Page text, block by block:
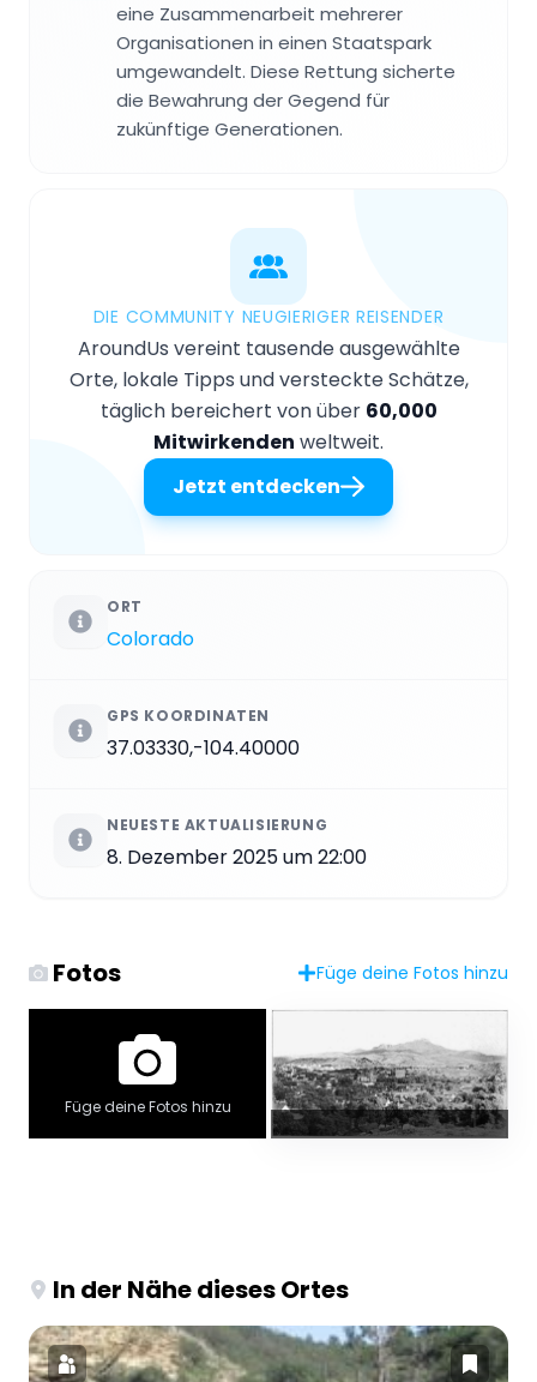
eine Zusammenarbeit mehrerer
Organisationen in einen Staatspark
umgewandelt. Diese Rettung sicherte
die Bewahrung der Gegend für
zukünftige Generationen.
DIE COMMUNITY NEUGIERIGER REISENDER
AroundUs vereint tausende ausgewählte
Orte, lokale Tipps und versteckte Schätze,
täglich bereichert von über 60,000
Mitwirkenden weltweit.
Jetzt entdecken
ORT
Colorado
GPS KOORDINATEN
37.03330,-104.40000
NEUESTE AKTUALISIERUNG
8. Dezember 2025 um 22:00
Fotos Füge deine Fotos hinzu
Füge deine Fotos hinzu
In der Nähe dieses Ortes